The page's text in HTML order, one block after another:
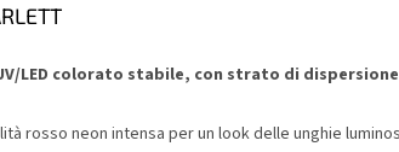
LED colorato stabile, con strato di
rosso neon intensa per un look delle unghie